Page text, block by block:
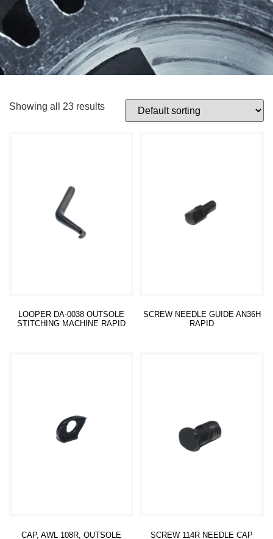
Showing all 23 results
LOOPER DA-0038 OUTSOLE
STITCHING MACHINE RAPID
SCREW NEEDLE GUIDE AN36H
RAPID
CAP, AWL 108R, OUTSOLE SCREW 114R NEEDLE CAP